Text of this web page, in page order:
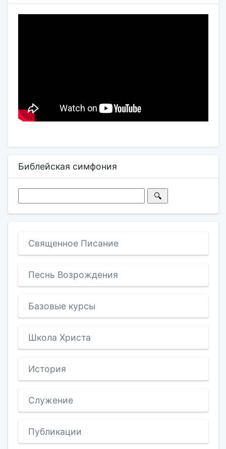
Библейская симфония
Священное Писание
Песнь Возрождения
Базовые курсы
Школа Христа
История
Служение
Публикации